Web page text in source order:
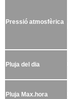
Pressió atmosfèrica
Pluja del dia
Pluja Max.hora